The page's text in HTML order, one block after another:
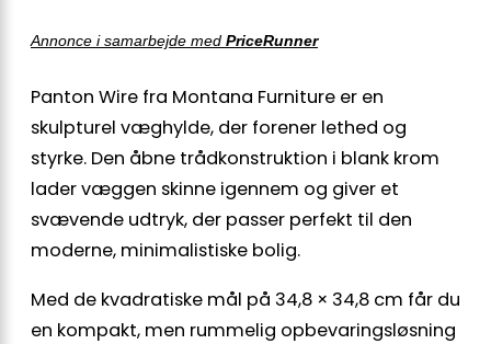
Annonce i samarbejde med PriceRunner
Panton Wire fra Montana Furniture er en
skulpturel væghylde, der forener lethed og
styrke. Den åbne trådkonstruktion i blank krom
lader væggen skinne igennem og giver et
svævende udtryk, der passer perfekt til den
moderne, minimalistiske bolig.
Med de kvadratiske mål på 34,8 × 34,8 cm får du
en kompakt, men rummelig opbevaringsløsning